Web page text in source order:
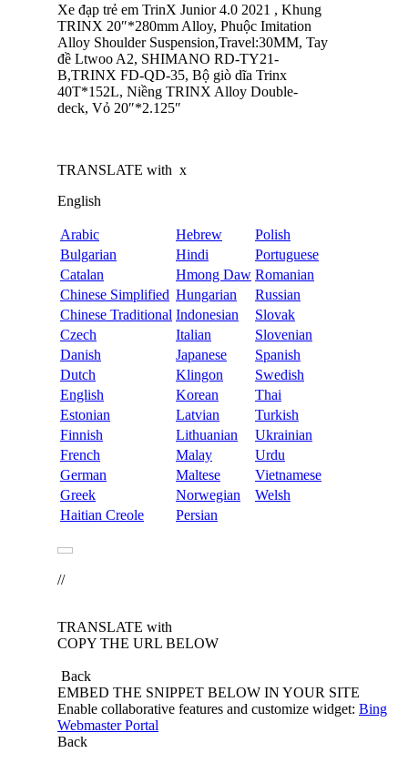
Xe đạp trẻ em TrinX Junior 4.0 2021 , Khung
TRINX 20″*280mm Alloy, Phuộc Imitation
Alloy Shoulder Suspension,Travel:30MM, Tay
đề Ltwoo A2, SHIMANO RD-TY21-
B,TRINX FD-QD-35, Bộ giò dĩa Trinx
40T*152L, Niềng TRINX Alloy Double-
deck, Vỏ 20″*2.125″
TRANSLATE with x
English
Arabic Hebrew
Polish
Bulgarian
Hindi
Portuguese
Catalan
Hmong Daw Romanian
Chinese Simplified Hungarian
Russian
Chinese Traditional Indonesian
Slovak
Czech
Italian
Slovenian
Danish
Japanese
Spanish
Dutch
Klingon
Swedish
English
Korean
Thai
Estonian
Latvian
Turkish
Finnish
Lithuanian
Ukrainian
French
Malay
Urdu
German
Maltese
Vietnamese
Greek
Norwegian
Welsh
Haitian Creole
Persian
//
TRANSLATE with
COPY THE URL BELOW
Back
EMBED THE SNIPPET BELOW IN YOUR SITE
Enable collaborative features and customize widget: Bing
Webmaster Portal
Back